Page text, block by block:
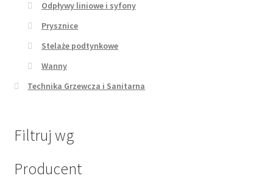
Odpływy liniowe i syfony
Prysznice
Stelaże podtynkowe
Wanny
Technika Grzewcza i Sanitarna
Filtruj wg
Producent